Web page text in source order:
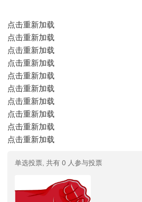
点击重新加载
点击重新加载
点击重新加载
点击重新加载
点击重新加载
点击重新加载
点击重新加载
点击重新加载
点击重新加载
点击重新加载
单选投票, 共有 0 人参与投票